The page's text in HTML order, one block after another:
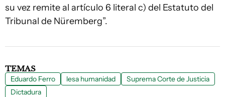
su vez remite al artículo 6 literal c) del Estatuto del
Tribunal de Nüremberg”.
TEMAS
Eduardo Ferro lesa humanidad
Suprema Corte de Justicia
Dictadura